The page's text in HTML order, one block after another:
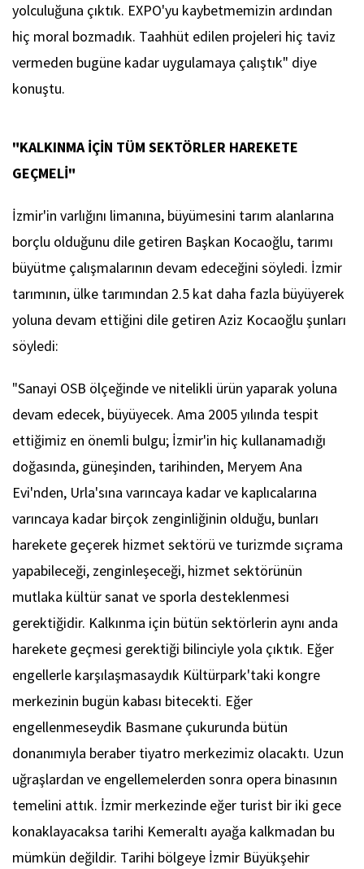
yolculuğuna çıktık. EXPO'yu kaybetmemizin ardından
hiç moral bozmadık. Taahhüt edilen projeleri hiç taviz
vermeden bugüne kadar uygulamaya çalıştık" diye
konuştu.
"KALKINMA İÇİN TÜM SEKTÖRLER HAREKETE
GEÇMELİ"
İzmir'in varlığını limanına, büyümesini tarım alanlarına
borçlu olduğunu dile getiren Başkan Kocaoğlu, tarımı
büyütme çalışmalarının devam edeceğini söyledi. İzmir
tarımının, ülke tarımından 2.5 kat daha fazla büyüyerek
yoluna devam ettiğini dile getiren Aziz Kocaoğlu şunları
söyledi:
"Sanayi OSB ölçeğinde ve nitelikli ürün yaparak yoluna
devam edecek, büyüyecek. Ama 2005 yılında tespit
ettiğimiz en önemli bulgu; İzmir'in hiç kullanamadığı
doğasında, güneşinden, tarihinden, Meryem Ana
Evi'nden, Urla'sına varıncaya kadar ve kaplıcalarına
varıncaya kadar birçok zenginliğinin olduğu, bunları
harekete geçerek hizmet sektörü ve turizmde sıçrama
yapabileceği, zenginleşeceği, hizmet sektörünün
mutlaka kültür sanat ve sporla desteklenmesi
gerektiğidir. Kalkınma için bütün sektörlerin aynı anda
harekete geçmesi gerektiği bilinciyle yola çıktık. Eğer
engellerle karşılaşmasaydık Kültürpark'taki kongre
merkezinin bugün kabası bitecekti. Eğer
engellenmeseydik Basmane çukurunda bütün
donanımıyla beraber tiyatro merkezimiz olacaktı. Uzun
uğraşlardan ve engellemelerden sonra opera binasının
temelini attık. İzmir merkezinde eğer turist bir iki gece
konaklayacaksa tarihi Kemeraltı ayağa kalkmadan bu
mümkün değildir. Tarihi bölgeye İzmir Büyükşehir